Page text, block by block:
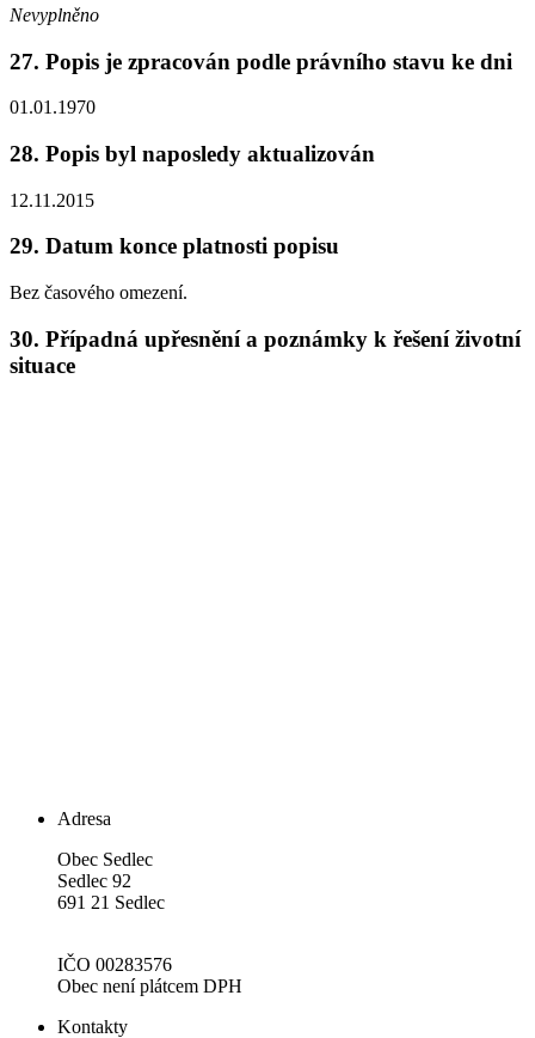
Nevyplněno
27. Popis je zpracován podle právního stavu ke dni
01.01.1970
28. Popis byl naposledy aktualizován
12.11.2015
29. Datum konce platnosti popisu
Bez časového omezení.
30. Případná upřesnění a poznámky k řešení životní
situace
Adresa
Obec Sedlec
Sedlec 92
691 21 Sedlec
IČO 00283576
Obec není plátcem DPH
Kontakty